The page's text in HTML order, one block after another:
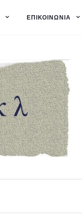
ΕΠΙΚΟΙΝΩΝΊΑ